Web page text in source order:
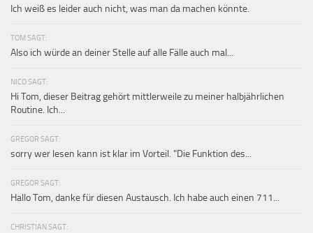
Ich weiß es leider auch nicht, was man da machen könnte.
TOM SAGT:
Also ich würde an deiner Stelle auf alle Fälle auch mal...
NICO SAGT:
Hi Tom, dieser Beitrag gehört mittlerweile zu meiner halbjährlichen
Routine. Ich...
GREGOR SAGT:
sorry wer lesen kann ist klar im Vorteil. "Die Funktion des...
GREGOR SAGT:
Hallo Tom, danke für diesen Austausch. Ich habe auch einen 711...
CHRISTIAN SAGT: